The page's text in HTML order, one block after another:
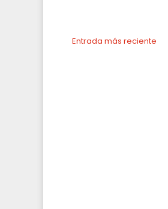
Entrada más reciente